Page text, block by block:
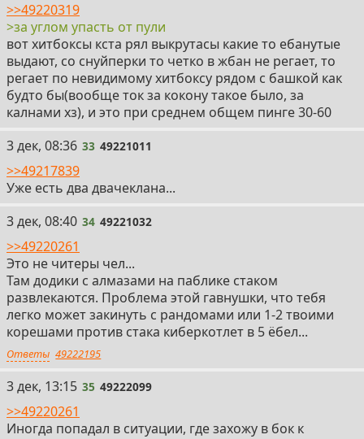
>>49220319
>за углом упасть от пули
вот хитбоксы кста рял выкрутасы какие то ебанутые
выдают, со снуйперки то четко в жбан не регает, то
регает по невидимому хитбоксу рядом с башкой как
будто бы(вообще ток за кокону такое было, за
калнами хз), и это при среднем общем пинге 30-60
33
3 дек, 08:36 33 49221011
>>49217839
Уже есть два двачеклана...
34
3 дек, 08:40 34 49221032
>>49220261
Это не читеры чел...
Там додики с алмазами на паблике стаком
развлекаются. Проблема этой гавнушки, что тебя
легко может закинуть с рандомами или 1-2 твоими
корешами против стака киберкотлет в 5 ёбел...
Ответы 49222195
35
3 дек, 13:15 35 49222099
>>49220261
Иногда попадал в ситуации, где захожу в бок к